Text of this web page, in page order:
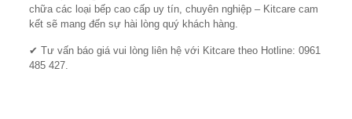
chữa các loại bếp cao cấp uy tín, chuyên nghiệp – Kitcare cam
kết sẽ mang đến sự hài lòng quý khách hàng.
✔ Tư vấn báo giá vui lòng liên hệ với Kitcare theo Hotline: 0961
485 427.